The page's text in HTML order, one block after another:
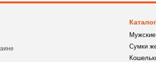
Каталог
Сумки